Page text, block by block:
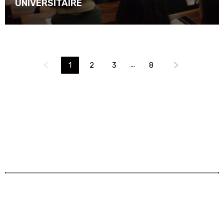
UNIVERSITAIRE
1 2 3 ... 8